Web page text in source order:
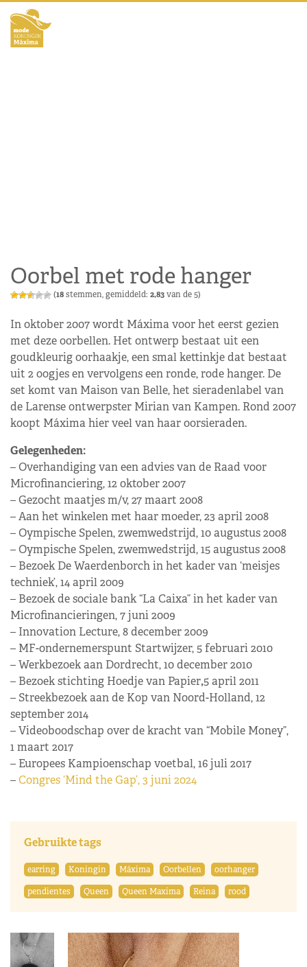
Oorbel met rode hanger
(18stemmen, gemiddeld: 2,83van de 5)
In oktober 2007 wordt Máxima voor het eerst gezien
met deze oorbellen. Het ontwerp bestaat uit een
goudkleurig oorhaakje, een smal kettinkje dat bestaat
uit 2 oogjes en vervolgens een ronde, rode hanger. De
set komt van Maison van Belle, het sieradenlabel van
de Larense ontwerpster Mirian van Kampen. Rond 2007
koopt Máxima hier veel van haar oorsieraden.
Gelegenheden:
– Overhandiging van een advies van de Raad voor
Microfinanciering, 12 oktober 2007
– Gezocht maatjes m/v, 27 maart 2008
– Aan het winkelen met haar moeder, 23 april 2008
– Oympische Spelen, zwemwedstrijd, 10 augustus 2008
– Oympische Spelen, zwemwedstrijd, 15 augustus 2008
– Bezoek De Waerdenborch in het kader van ‘meisjes
techniek’, 14 april 2009
– Bezoek de sociale bank “La Caixa” in het kader van
Microfinancieringen, 7 juni 2009
– Innovation Lecture, 8 december 2009
– MF-ondernemerspunt Startwijzer, 5 februari 2010
– Werkbezoek aan Dordrecht, 10 december 2010
– Bezoek stichting Hoedje van Papier,5 april 2011
– Streekbezoek aan de Kop van Noord-Holland, 12
september 2014
– Videoboodschap over de kracht van “Mobile Money”,
1 maart 2017
– Europees Kampioenschap voetbal, 16 juli 2017
–Congres ‘Mind the Gap’, 3 juni 2024
Gebruikte tags
earring Koningin Máxima Oorbellen
oorhanger
pendientes
Queen Queen Maxima Reina rood